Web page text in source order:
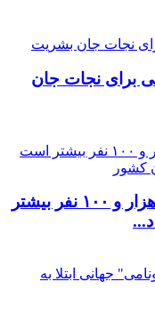
برای نجات جان
آمار قربانيان كرونا در ايران از ۴۹۶ هزار و ۱۰۰ نفر بيشتر